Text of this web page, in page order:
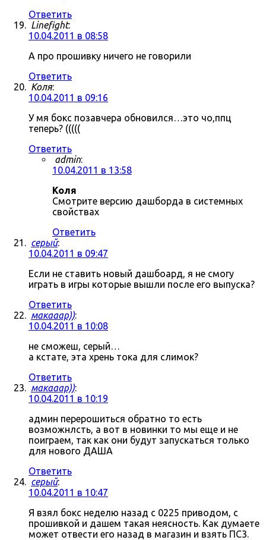
Ответить
Linefight:
10.04.2011 в 08:58
А про прошивку ничего не говорили
Ответить
Коля:
10.04.2011 в 09:16
У мя бокс позавчера обновился…это чо,ппц
теперь? (((((
Ответить
admin:
10.04.2011 в 13:58
Коля
Смотрите версию дашборда в системных
свойствах
Ответить
серый:
10.04.2011 в 09:47
Если не ставить новый дашбоард, я не смогу
играть в игры которые вышли после его выпуска?
Ответить
макааар)):
10.04.2011 в 10:08
не сможеш, серый…
а кстате, эта хрень тока для слимок?
Ответить
макааар)):
10.04.2011 в 10:19
админ перерошиться обратно то есть
возможнлсть, а вот в новинки то мы еще и не
поиграем, так как они будут запускаться только
для нового ДАША
Ответить
серый:
10.04.2011 в 10:47
Я взял бокс неделю назад с 0225 приводом, с
прошивкой и дашем такая неясность. Как думаете
может отвести его назад в магазин и взять ПС3.